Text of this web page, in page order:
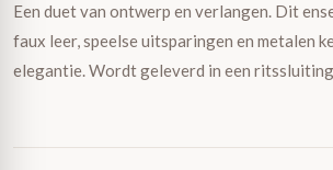
Een duet van ontwerp en verlangen. Dit
faux leer, speelse uitsparingen en metalen
elegantie. Wordt geleverd in een